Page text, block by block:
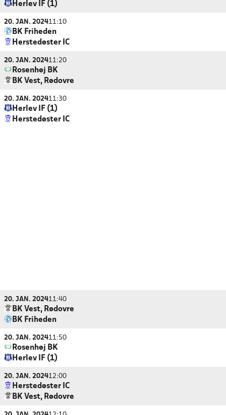
Herlev IF (1)
20. JAN. 202411:10
BK Friheden
Herstedøster IC
20. JAN. 202411:20
Rosenhøj BK
BK Vest, Rødovre
20. JAN. 202411:30
Herlev IF (1)
Herstedøster IC
20. JAN. 202411:40
BK Vest, Rødovre
BK Friheden
20. JAN. 202411:50
Rosenhøj BK
Herlev IF (1)
20. JAN. 202412:00
Herstedøster IC
BK Vest, Rødovre